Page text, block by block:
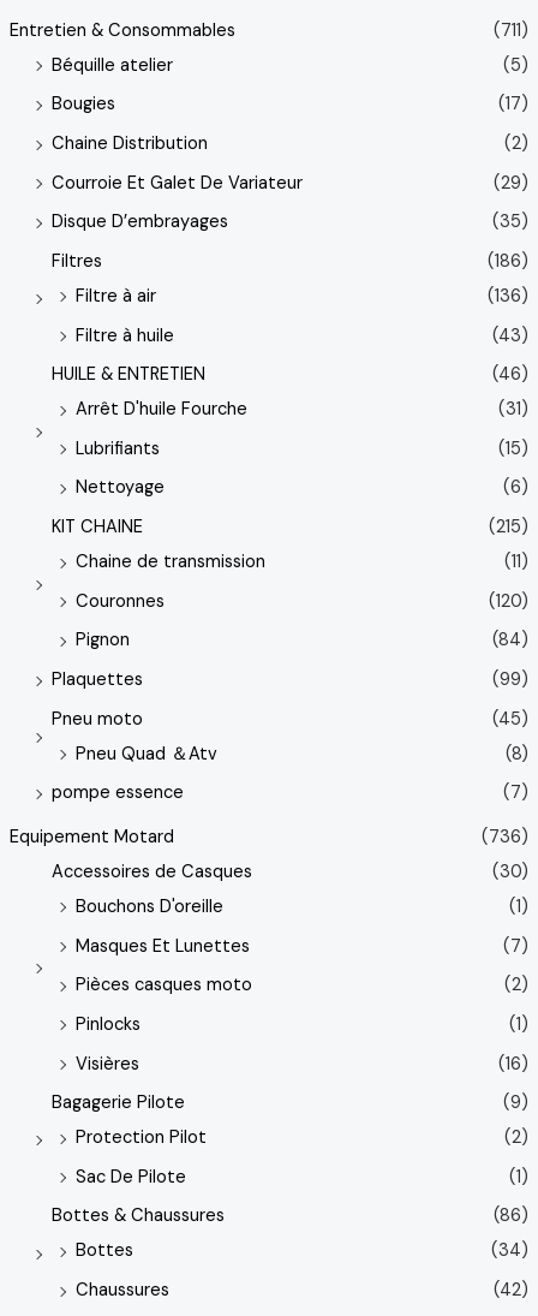
Entretien & Consommables
(711)
Béquille atelier
(5)
Bougies
(17)
Chaine Distribution
(2)
Courroie Et Galet De Variateur
(29)
Disque D’embrayages
(35)
Filtres
(186)
Filtre à air
(136)
Filtre à huile
(43)
HUILE & ENTRETIEN
(46)
Arrêt D'huile Fourche
(31)
Lubrifiants
(15)
Nettoyage
(6)
KIT CHAINE
(215)
Chaine de transmission
(11)
Couronnes
(120)
Pignon
(84)
Plaquettes
(99)
Pneu moto
(45)
Pneu Quad ＆Atv
(8)
pompe essence
(7)
Equipement Motard
(736)
Accessoires de Casques
(30)
Bouchons D'oreille
(1)
Masques Et Lunettes
(7)
Pièces casques moto
(2)
Pinlocks
(1)
Visières
(16)
Bagagerie Pilote
(9)
Protection Pilot
(2)
Sac De Pilote
(1)
Bottes & Chaussures
(86)
Bottes
(34)
Chaussures
(42)